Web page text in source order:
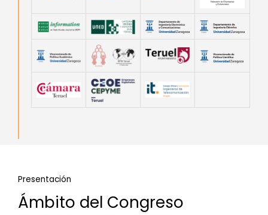
Presentación
Ámbito del Congreso